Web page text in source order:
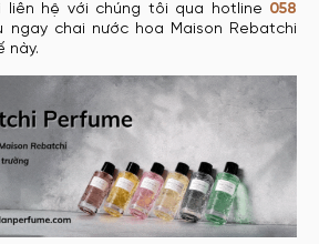
liên hệ với chúng tôi qua hotline 058
ngay chai nước hoa Maison Rebatchi
này.